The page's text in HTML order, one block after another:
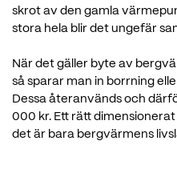
skrot av den gamla
stora hela blir det ungefär
När det gäller byte av
så sparar man in borrning
Dessa återanvänds och
000 kr. Ett rätt
det är bara bergvärmens